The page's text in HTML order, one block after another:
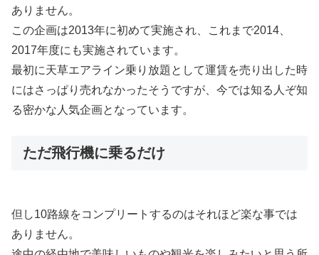
ありません。
この企画は2013年に初めて実施され、これまで2014、
2017年度にも実施されています。
最初に天草エアライン乗り放題として運賃を売り出した時
にはさっぱり売れなかったそうですが、今では知る人ぞ知
る密かな人気企画となっています。
ただ飛行機に乗るだけ
但し10路線をコンプリートするのはそれほど楽な事では
ありません。